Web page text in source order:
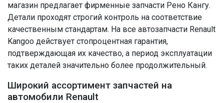
магазин предлагает фирменные запчасти Рено Кангу.
Детали проходят строгий контроль на соответствие
качественным стандартам. На все автозапчасти Renault
Kangoo действует стопроцентная гарантия,
подтверждающая их качество, а период эксплуатации
таких деталей значительно более продолжительный.
Широкий ассортимент запчастей на
автомобили Renault